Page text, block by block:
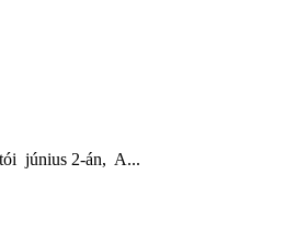
június 2-án, A...